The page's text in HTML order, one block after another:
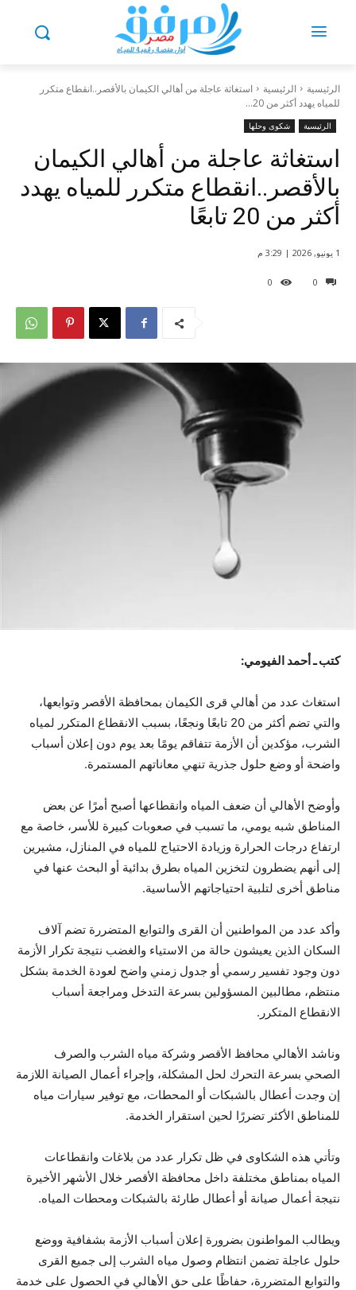
الرئيسية الرئيسية
استغاثة عاجلة من أهالي الكيمان بالأقصر..انقطاع متكرر
للمياه يهدد أكثر من 20...
الرئيسية شكوى وحلها
استغاثة عاجلة من أهالي الكيمان
بالأقصر..انقطاع متكرر للمياه يهدد
أكثر من 20 تابعًا
0
0
1 يونيو, 2026 | 3:29 م
كتب ـ أحمد الفيومي:
استغاث عدد من أهالي قرى الكيمان بمحافظة الأقصر وتوابعها،
والتي تضم أكثر من 20 تابعًا ونجعًا، بسبب الانقطاع المتكرر لمياه
الشرب، مؤكدين أن الأزمة تتفاقم يومًا بعد يوم دون إعلان أسباب
واضحة أو وضع حلول جذرية تنهي معاناتهم المستمرة.
وأوضح الأهالي أن ضعف المياه وانقطاعها أصبح أمرًا عن بعض
المناطق شبه يومي، ما تسبب في صعوبات كبيرة للأسر، خاصة مع
ارتفاع درجات الحرارة وزيادة الاحتياج للمياه في المنازل، مشيرين
إلى أنهم يضطرون لتخزين المياه بطرق بدائية أو البحث عنها في
مناطق أخرى لتلبية احتياجاتهم الأساسية.
وأكد عدد من المواطنين أن القرى والتوابع المتضررة تضم آلاف
السكان الذين يعيشون حالة من الاستياء والغضب نتيجة تكرار الأزمة
دون وجود تفسير رسمي أو جدول زمني واضح لعودة الخدمة بشكل
منتظم، مطالبين المسؤولين بسرعة التدخل ومراجعة أسباب
الانقطاع المتكرر.
وناشد الأهالي محافظ الأقصر وشركة مياه الشرب والصرف
الصحي بسرعة التحرك لحل المشكلة، وإجراء أعمال الصيانة اللازمة
إن وجدت أعطال بالشبكات أو المحطات، مع توفير سيارات مياه
للمناطق الأكثر تضررًا لحين استقرار الخدمة.
وتأتي هذه الشكاوى في ظل تكرار عدد من بلاغات وانقطاعات
المياه بمناطق مختلفة داخل محافظة الأقصر خلال الأشهر الأخيرة
نتيجة أعمال صيانة أو أعطال طارئة بالشبكات ومحطات المياه.
ويطالب المواطنون بضرورة إعلان أسباب الأزمة بشفافية ووضع
حلول عاجلة تضمن انتظام وصول مياه الشرب إلى جميع القرى
والتوابع المتضررة، حفاظًا على حق الأهالي في الحصول على خدمة